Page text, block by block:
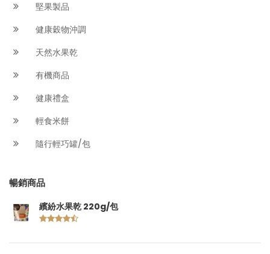
堅果製品
健康穀物沖調
天然水果乾
有機商品
健康禮盒
輕食米餅
隨行輕巧罐/包
暢銷商品
繽紛水果乾 220g/包